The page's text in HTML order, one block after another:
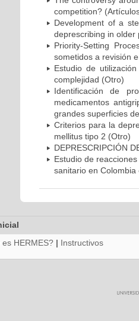
competition?
Development of a
deprescribing in older
Priority-Setting
sometidos a revisión
Estudio de
complejidad (Otro)
Identificación de
medicamentos
grandes superficies
Criterios para la
mellitus tipo 2 (Otro)
DEPRESCRIPCIÓN
Estudio de
sanitario en
es HERMES? | Instructivos